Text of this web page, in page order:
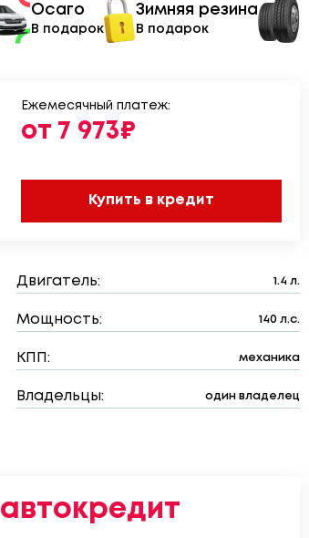
Осаго
В подарок
Зимняя резина
В подарок
Ежемесячный платеж:
от 7 973₽
Купить в кредит
Двигатель: 1.4 л.
Мощность: 140 л.с.
КПП: механика
Владельцы: один владелец
автокредит